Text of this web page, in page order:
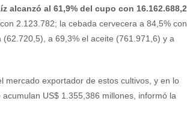
alcanzó al 61,9% del cupo con 16.162.688,2
2.123.782; la cebada cervecera a 84,5% con
a 69,3% el aceite (761.971,6) y a
mercado exportador de estos cultivos, y en lo
US$ 1.355,386 millones, informó la